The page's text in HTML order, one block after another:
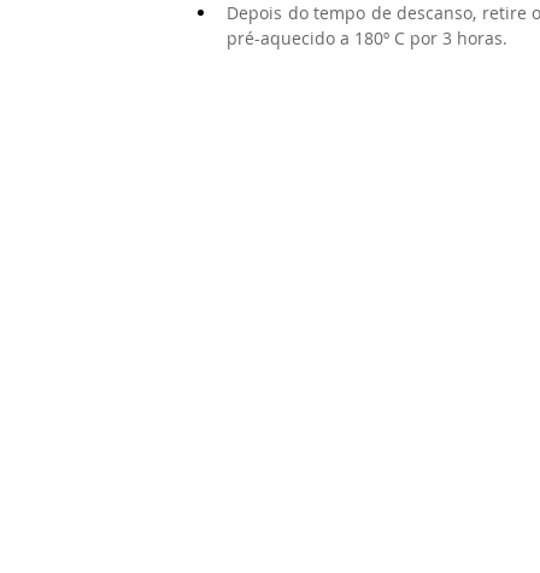
Depois do tempo de descanso,
pré-aquecido a 180º C por 3 horas.